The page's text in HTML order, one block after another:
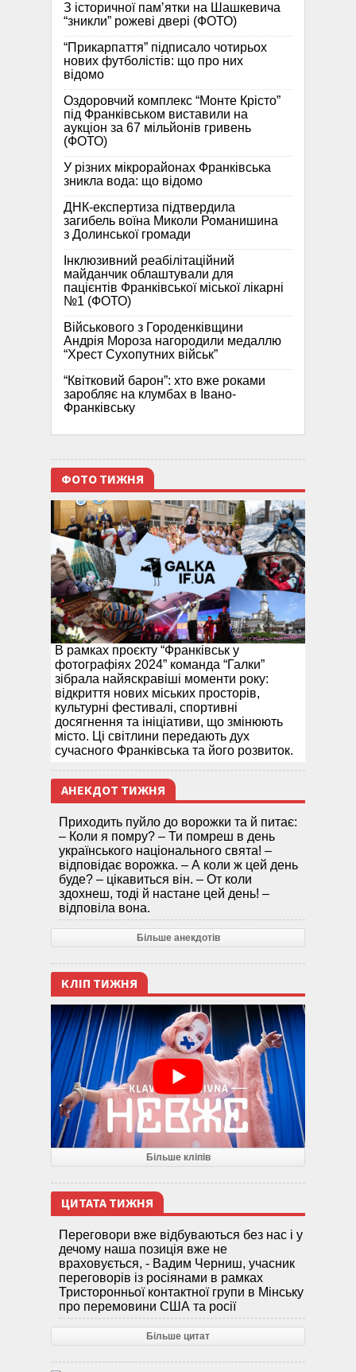
З історичної памʼятки на Шашкевича
“зникли” рожеві двері (ФОТО)
“Прикарпаття” підписало чотирьох
нових футболістів: що про них
відомо
Оздоровчий комплекс “Монте Крісто”
під Франківськом виставили на
аукціон за 67 мільйонів гривень
(ФОТО)
У різних мікрорайонах Франківська
зникла вода: що відомо
ДНК-експертиза підтвердила
загибель воїна Миколи Романишина
з Долинської громади
Інклюзивний реабілітаційний
майданчик облаштували для
пацієнтів Франківської міської лікарні
№1 (ФОТО)
Військового з Городенківщини
Андрія Мороза нагородили медаллю
“Хрест Сухопутних військ”
“Квітковий барон”: хто вже роками
заробляє на клумбах в Івано-
Франківську
ФОТО ТИЖНЯ
В рамках проєкту “Франківськ у
фотографіях 2024” команда “Галки”
зібрала найяскравіші моменти року:
відкриття нових міських просторів,
культурні фестивалі, спортивні
досягнення та ініціативи, що змінюють
місто. Ці світлини передають дух
сучасного Франківська та його розвиток.
АНЕКДОТ ТИЖНЯ
Приходить пуйло до ворожки та й питає:
– Коли я помру? – Ти помреш в день
українського національного свята! –
відповідає ворожка. – А коли ж цей день
буде? – цікавиться він. – От коли
здохнеш, тоді й настане цей день! –
відповіла вона.
Більше анекдотів
КЛІП ТИЖНЯ
Більше кліпів
ЦИТАТА ТИЖНЯ
Переговори вже відбуваються без нас і у
дечому наша позиція вже не
враховується, - Вадим Черниш, учасник
переговорів із росіянами в рамках
Тристоронньої контактної групи в Мінську
про перемовини США та росії
Більше цитат